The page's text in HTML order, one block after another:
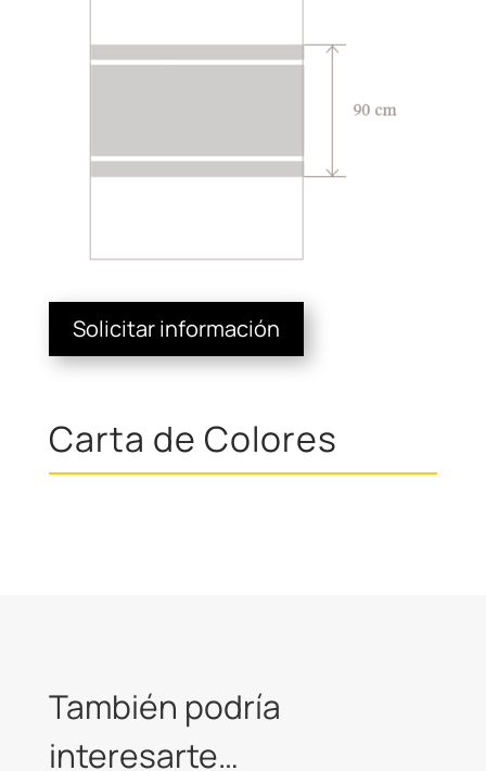
Solicitar información
Carta de Colores
También podría
interesarte…